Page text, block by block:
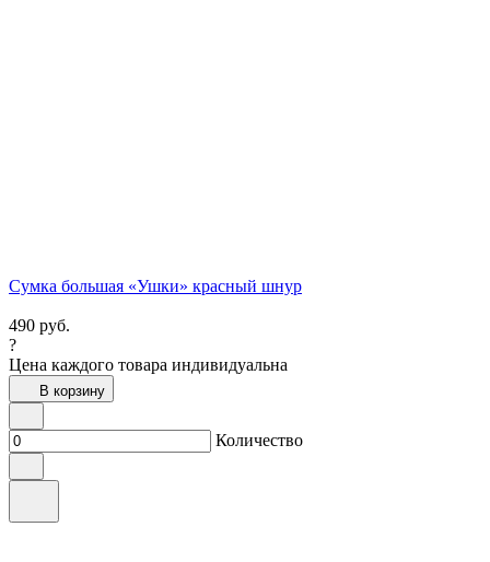
Сумка большая «Ушки» красный шнур
490 руб.
?
Цена каждого товара индивидуальна
В корзину
Количество